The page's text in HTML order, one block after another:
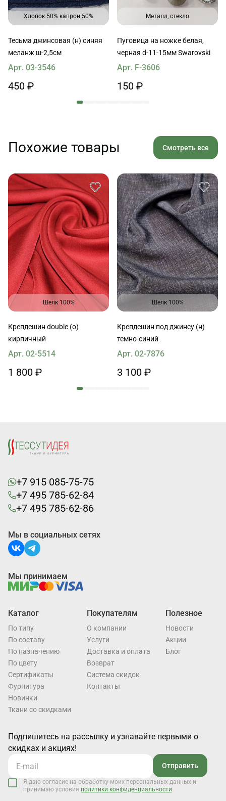
Хлопок 50% капрон 50%
Тесьма джинсовая (н) синяя
меланж ш-2,5см
Арт. 03-3546
450 ₽
Металл, стекло
Пуговица на ножке белая,
черная d-11-15мм Swarovski
Арт. F-3606
150 ₽
Похожие товары Смотреть все
Шелк 100%
Крепдешин double (о)
кирпичный
Арт. 02-5514
1 800 ₽
Шелк 100%
Крепдешин под джинсу (н)
темно-синий
Арт. 02-7876
3 100 ₽
+7 915 085-75-75
+7 495 785-62-84
+7 495 785-62-86
Каталог
По типу
По составу
По назначению
По цвету
Cертификаты
Фурнитура
Новинки
Ткани со скидками
Покупателям
О компании
Услуги
Доставка и оплата
Возврат
Система скидок
Контакты
Полезное
Новости
Акции
Блог
Подпишитесь на рассылку и узнавайте первыми о
скидках и акциях!
Отправить
Я даю согласие на обработку моих персональных данных и
принимаю условия политики конфиденциальности
Мы в социальных сетях
Мы принимаем